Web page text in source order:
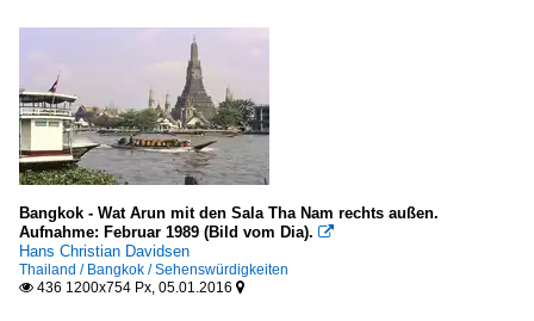
Bangkok - Wat Arun mit den Sala Tha Nam rechts außen.
Aufnahme: Februar 1989 (Bild vom Dia). 
Hans Christian Davidsen
Thailand / Bangkok / Sehenswürdigkeiten
 436 1200x754 Px, 05.01.2016 